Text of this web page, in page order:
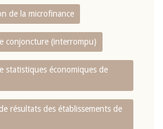
de la microfinance
conjoncture (interrompu)
statistiques économiques de
résultats des établissements de